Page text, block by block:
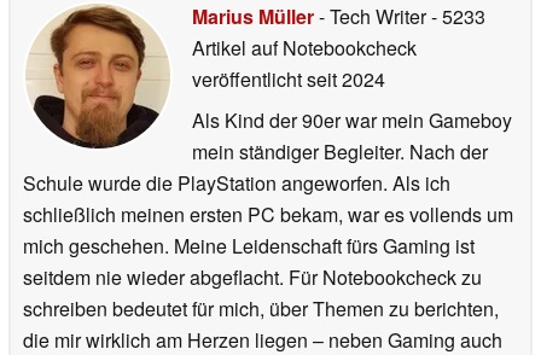
Marius Müller- Tech Writer- 5233
Artikel auf Notebookcheck
veröffentlichtseit 2024
Als Kind der 90er war mein Gameboy
mein ständiger Begleiter. Nach der
Schule wurde die PlayStation angeworfen. Als ich
schließlich meinen ersten PC bekam, war es vollends um
mich geschehen. Meine Leidenschaft fürs Gaming ist
seitdem nie wieder abgeflacht. Für Notebookcheck zu
schreiben bedeutet für mich, über Themen zu berichten,
die mir wirklich am Herzen liegen – neben Gaming auch